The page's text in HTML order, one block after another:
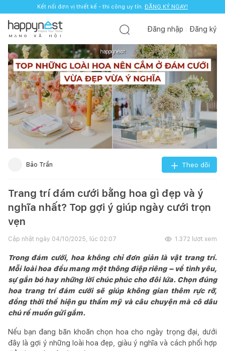
Kết nối đơn vị thiết kế - thi công uy tín. ĐĂNG KÝ NGAY!
M Ạ N G X Ã H Ộ I
Đăng nhập Đăng ký
Bảo Trần Theo dõi
Trang trí đám cưới bằng hoa gì đẹp và ý
nghĩa nhất? Top gợi ý giúp ngày cưới trọn
vẹn
Cập nhật ngày 04/10/2025, lúc 02:07 1.372 lượt xem
Trong đám cưới, hoa không chỉ đơn giản là vật trang trí.
Mỗi loài hoa đều mang một thông điệp riêng – về tình yêu,
sự gắn bó hay những lời chúc phúc cho đôi lứa. Chọn đúng
hoa trang trí đám cưới sẽ giúp không gian thêm rực rỡ,
đồng thời thể hiện gu thẩm mỹ và câu chuyện mà cô dâu
chú rể muốn gửi gắm.
Nếu bạn đang băn khoăn chọn hoa cho ngày trọng đại, dưới
đây là gợi ý những loài hoa đẹp, giàu ý nghĩa và cách phối hợp